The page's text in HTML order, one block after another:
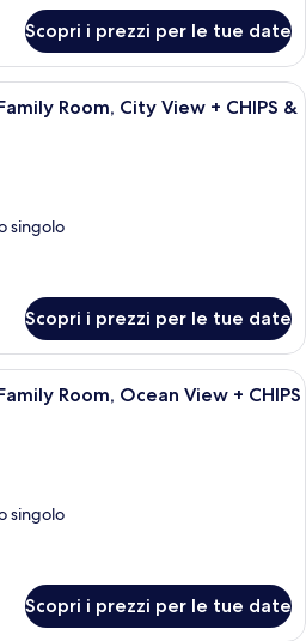
Scopri i prezzi per le tue date
Una camera d'albergo con due letti,
Room, City View + CHIPS &
singolo
Scopri i prezzi per le tue date
Un soggiorno moderno con un
Room, Ocean View + CHIPS
singolo
Scopri i prezzi per le tue date